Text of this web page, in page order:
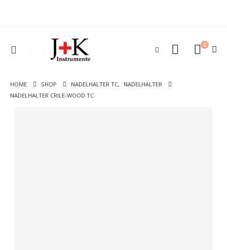
0
HOME SHOP NADELHALTER TC,
NADELHALTER
NADELHALTER CRILE-WOOD TC